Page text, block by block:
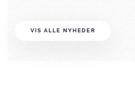
VIS ALLE NYHEDER